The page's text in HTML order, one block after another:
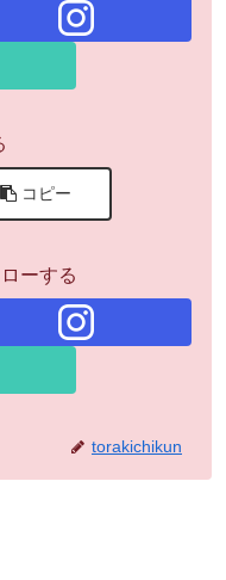
コピー
ーする
torakichikun